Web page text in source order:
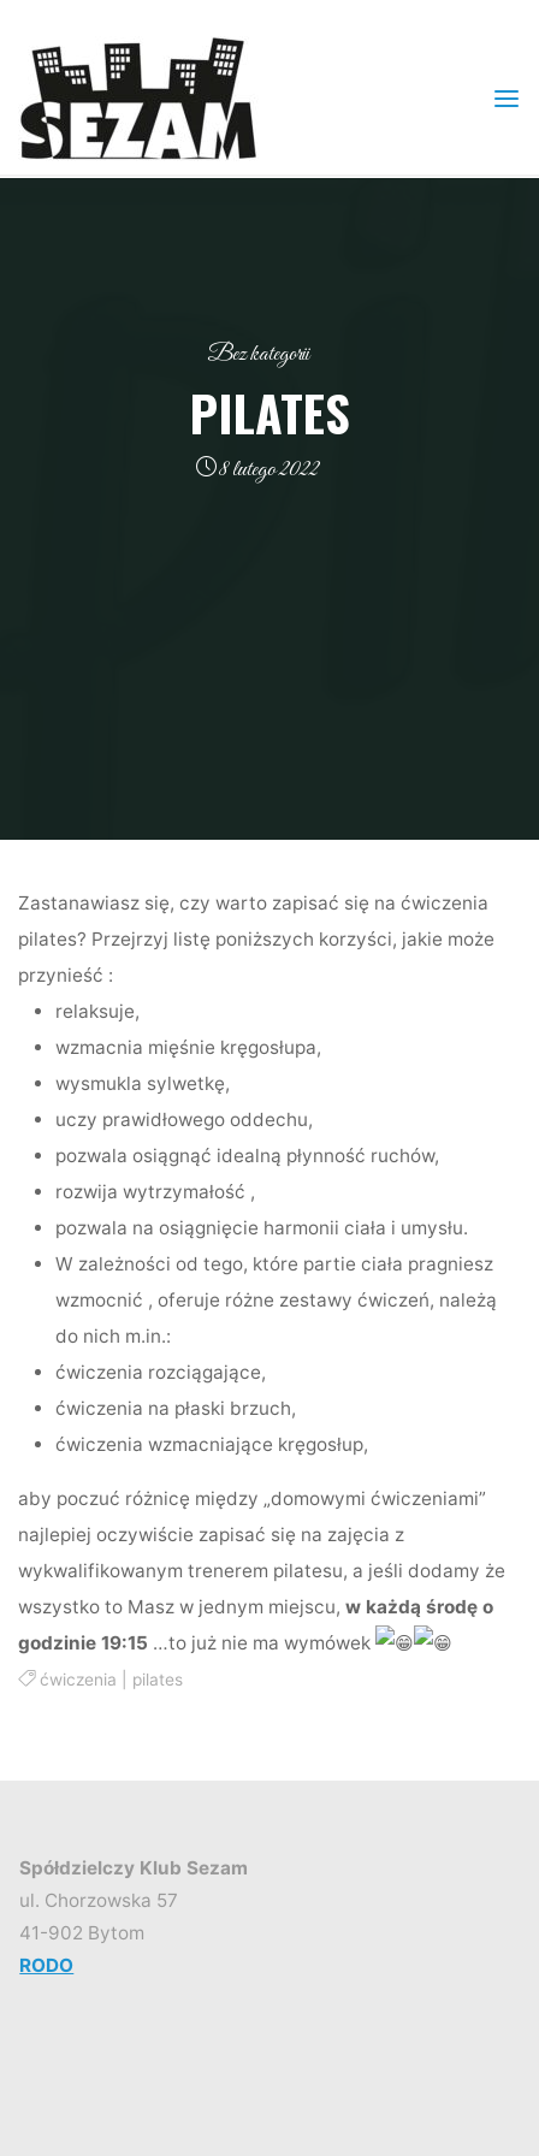
content
Bez kategorii
PILATES
8 lutego 2022
Zastanawiasz się, czy warto zapisać się na ćwiczenia
pilates? Przejrzyj listę poniższych korzyści, jakie może
przynieść :
relaksuje,
wzmacnia mięśnie kręgosłupa,
wysmukla sylwetkę,
uczy prawidłowego oddechu,
pozwala osiągnąć idealną płynność ruchów,
rozwija wytrzymałość ,
pozwala na osiągnięcie harmonii ciała i umysłu.
W zależności od tego, które partie ciała pragniesz
wzmocnić , oferuje różne zestawy ćwiczeń, należą
do nich m.in.:
ćwiczenia rozciągające,
ćwiczenia na płaski brzuch,
ćwiczenia wzmacniające kręgosłup,
aby poczuć różnicę między „domowymi ćwiczeniami”
najlepiej oczywiście zapisać się na zajęcia z
wykwalifikowanym trenerem pilatesu, a jeśli dodamy że
wszystko to Masz w jednym miejscu,w każdą środę o
godzinie 19:15 …to już nie ma wymówek
ćwiczenia pilates
Spółdzielczy Klub Sezam
ul. Chorzowska 57
41-902 Bytom
RODO